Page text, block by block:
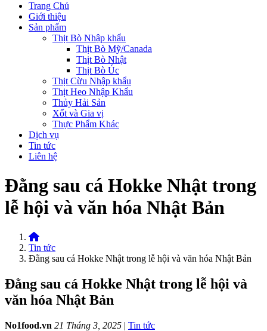
Trang Chủ
Giới thiệu
Sản phẩm
Thịt Bò Nhập khẩu
Thịt Bò Mỹ/Canada
Thịt Bò Nhật
Thịt Bò Úc
Thịt Cừu Nhập khẩu
Thịt Heo Nhập Khẩu
Thủy Hải Sản
Xốt và Gia vị
Thực Phẩm Khác
Dịch vụ
Tin tức
Liên hệ
Đằng sau cá Hokke Nhật trong
lễ hội và văn hóa Nhật Bản
Home
Tin tức
Đằng sau cá Hokke Nhật trong lễ hội và văn hóa Nhật Bản
Đằng sau cá Hokke Nhật trong lễ hội và
văn hóa Nhật Bản
No1food.vn 21 Tháng 3, 2025 | Tin tức